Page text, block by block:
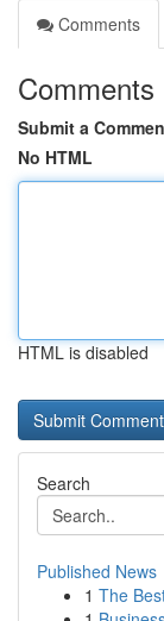
Comments
Comments
Submit a
No HTML
HTML is disabled
Search
Published News
1 The